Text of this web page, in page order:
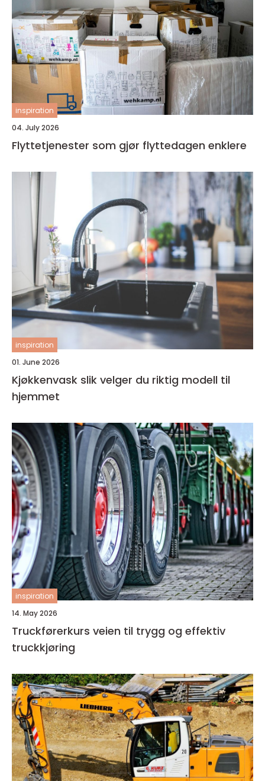
inspiration
04. July 2026
Flyttetjenester som gjør flyttedagen enklere
inspiration
01. June 2026
Kjøkkenvask slik velger du riktig modell til
hjemmet
inspiration
14. May 2026
Truckførerkurs veien til trygg og effektiv
truckkjøring